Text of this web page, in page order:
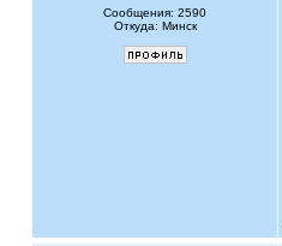
Сообщения: 2590
Откуда: Минск